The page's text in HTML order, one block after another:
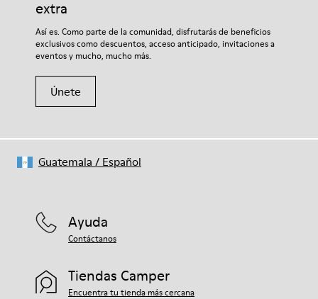
extra
Así es. Como parte de la comunidad, disfrutarás de beneficios
exclusivos como descuentos, acceso anticipado, invitaciones a
eventos y mucho, mucho más.
Únete
Ayuda
Contáctanos
Tiendas Camper
Encuentra tu tienda más cercana
Guatemala / Español